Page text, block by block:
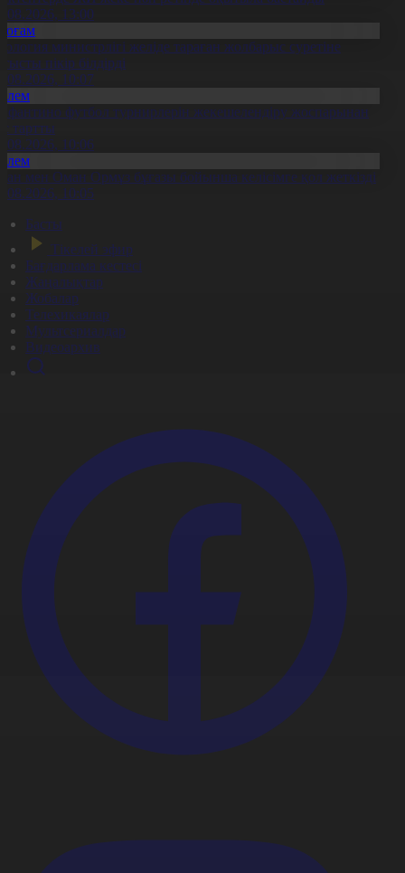
13:00
министрлігі желіде тараған жолбарыс суретіне
пікір білдірді
10:07
футбол турнирлерін жекешелендіру жоспарынан
тартты
10:06
мен Оман Ормұз бұғазы бойынша келісімге қол жеткізді
10:05
Басты
Тікелей эфир
Бағдарлама кестесі
Жаңалықтар
Жобалар
Телехикаялар
Мультсериалдар
Видеоархив